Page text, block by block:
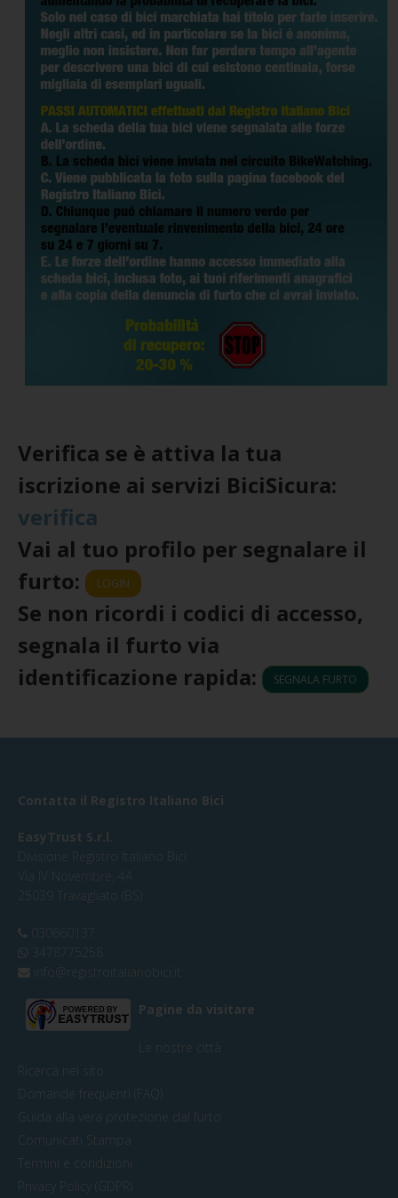
Verifica se è attiva la tua
iscrizione ai servizi BiciSicura:
verifica
Vai al tuo profilo per segnalare il
furto:
LOGIN
Se non ricordi i codici di accesso,
segnala il furto via
identificazione rapida:
SEGNALA FURTO
Contatta il Registro Italiano Bici
EasyTrust S.r.l.
Divisione Registro Italiano Bici
Via IV Novembre, 4A
25039 Travagliato (BS)
030660137
3478775258
info@registroitalianobici.it
Pagine da visitare
Le nostre città
Ricerca nel sito
Domande frequenti (FAQ)
Guida alla vera protezione dal furto
Comunicati Stampa
Termini e condizioni
Privacy Policy (GDPR)